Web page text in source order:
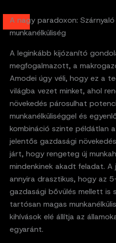
A nagy paradoxon:
munkanélküliség
A leginkább kijózanító
megfogalmazott, a
Amodei úgy véli, hogy ez a
világba vezet minket, ahol
növekedés párosulhat
munkanélküliséggel és
kombináció szinte példátlan
jelentős gazdasági
járt, hogy rengeteg új
mindenkinek akadt feladat. A
annyira drasztikus, hogy az
gazdasági bővülés mellett is
tartósan magas
kihívások elé állítja az
egyaránt.